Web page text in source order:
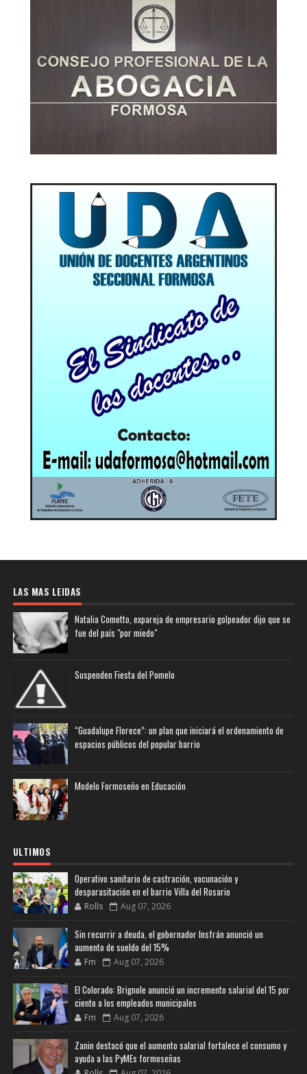
LAS MAS LEIDAS
Natalia Cometto, expareja de empresario golpeador dijo que se
fue del país "por miedo"
Suspenden Fiesta del Pomelo
“Guadalupe Florece”: un plan que iniciará el ordenamiento de
espacios públicos del popular barrio
Modelo Formoseño en Educación
ULTIMOS
Operativo sanitario de castración, vacunación y
desparasitación en el barrio Villa del Rosario
Rolls Aug 07, 2026
Sin recurrir a deuda, el gobernador Insfrán anunció un
aumento de sueldo del 15%
Fm Aug 07, 2026
El Colorado: Brignole anunció un incremento salarial del 15 por
ciento a los empleados municipales
Fm Aug 07, 2026
Zanin destacó que el aumento salarial fortalece el consumo y
ayuda a las PyMEs formoseñas